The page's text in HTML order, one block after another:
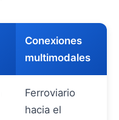
Conexiones
multimodales
Ferroviario
hacia el